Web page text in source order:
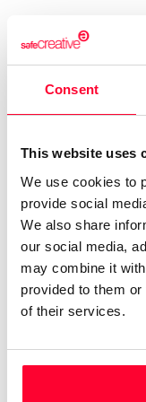
Consent
This website uses
We use cookies to
provide social
We also share
our social media,
may combine it
provided to them
of their services.
creador
tengo uso
rubor en
música,
literatura...
pero mis
Informático desde
que tengo uso de
atrás. Realicé el
hizo, además